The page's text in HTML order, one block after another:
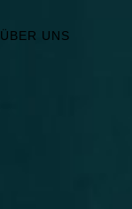
ÜBER UNS